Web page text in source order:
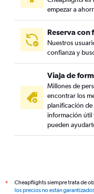
empezar a
Reserva
Nuestros
confianza y
Viaja de
Millones de
encontrar los
planificación
información útil
pueden
*
Cheapflights siempre trata de
los precios no están